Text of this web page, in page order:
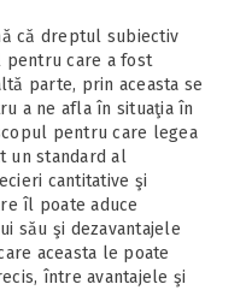
că dreptul subiectiv
care a fost
parte, prin aceasta se
a ne afla în situaţia în
pentru care legea
un standard al
cantitative şi
îl poate aduce
său şi dezavantajele
aceasta le poate
între avantajele şi